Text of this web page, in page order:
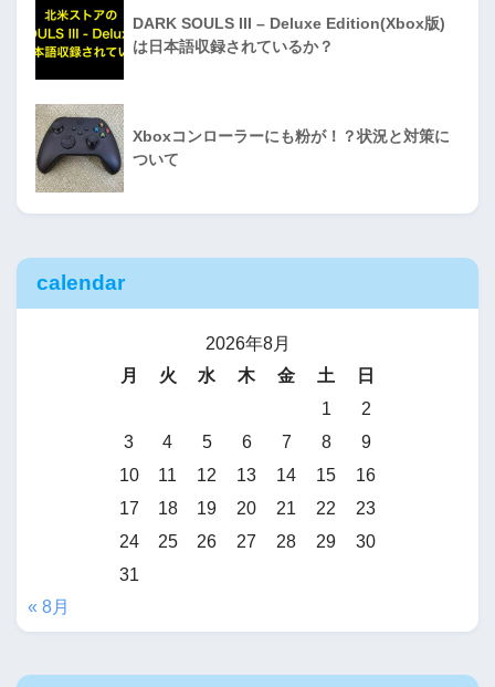
DARK SOULS III – Deluxe Edition(Xbox版)
は日本語収録されているか？
Xboxコンローラーにも粉が！？状況と対策に
ついて
calendar
2026年8月
月
火 水 木 金 土
日
1
2
3
4 5 6 7 8
9
10
11 12 13 14 15
16
17
18 19 20 21 22
23
24
25 26 27 28 29
30
31
« 8月